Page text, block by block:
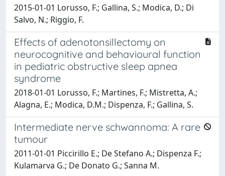
2015-01-01 Lorusso, F.; Gallina, S.; Modica, D.; Di
Salvo, N.; Riggio, F.
Effects of adenotonsillectomy on
neurocognitive and behavioural function
in pediatric obstructive sleep apnea
syndrome
2018-01-01 Lorusso, F.; Martines, F.; Mistretta, A.;
Alagna, E.; Modica, D.M.; Dispenza, F.; Gallina, S.
Intermediate nerve schwannoma: A rare
tumour
2011-01-01 Piccirillo E.; De Stefano A.; Dispenza F.;
Kulamarva G.; De Donato G.; Sanna M.